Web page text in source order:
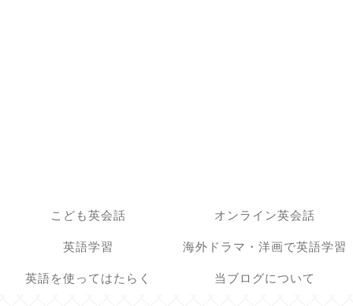
こども英会話 オンライン英会話
英語学習 海外ドラマ・洋画で英語学習
英語を使ってはたらく 当ブログについて